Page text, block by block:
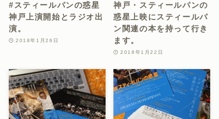
#スティールパンの惑星
神戸上演開始とラジオ出
演。
2018年1月26日
神戸・スティールパンの
惑星上映にスティールパ
ン関連の本を持って行き
ます。
2018年1月22日